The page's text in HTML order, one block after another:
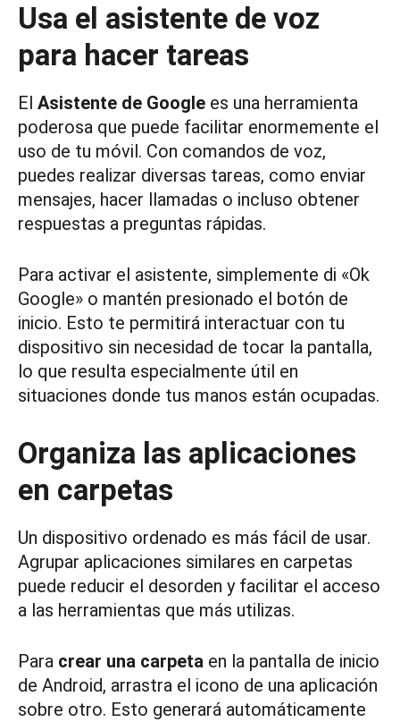
Usa el asistente de voz
para hacer tareas
El Asistente de Google es una herramienta
poderosa que puede facilitar enormemente el
uso de tu móvil. Con comandos de voz,
puedes realizar diversas tareas, como enviar
mensajes, hacer llamadas o incluso obtener
respuestas a preguntas rápidas.
Para activar el asistente, simplemente di «Ok
Google» o mantén presionado el botón de
inicio. Esto te permitirá interactuar con tu
dispositivo sin necesidad de tocar la pantalla,
lo que resulta especialmente útil en
situaciones donde tus manos están ocupadas.
Organiza las aplicaciones
en carpetas
Un dispositivo ordenado es más fácil de usar.
Agrupar aplicaciones similares en carpetas
puede reducir el desorden y facilitar el acceso
a las herramientas que más utilizas.
Para crear una carpeta en la pantalla de inicio
de Android, arrastra el icono de una aplicación
sobre otro. Esto generará automáticamente